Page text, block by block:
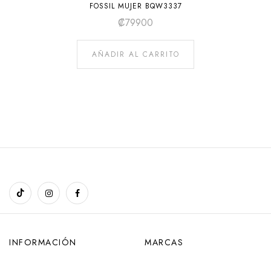
FOSSIL MUJER BQW3337
₡79900
AÑADIR AL CARRITO
INFORMACIÓN
MARCAS